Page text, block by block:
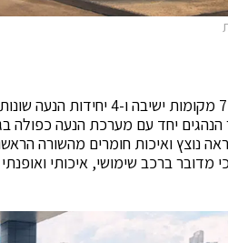
רכב פנאי גדול ומרווח עם 7
הנהגים יחד עם מערכת הנעה
נוצץ ואיכות חומרים מהשורה
מדובר ברכב שימושי, איכותי